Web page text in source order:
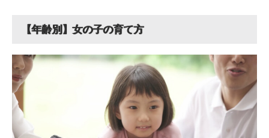
【年齢別】女の子の育て方